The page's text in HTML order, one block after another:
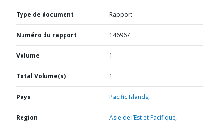
Type de document Rapport
Numéro du rapport 146967
Volume 1
Total Volume(s) 1
Pays Pacific Islands,
Région Asie de l’Est et Pacifique,